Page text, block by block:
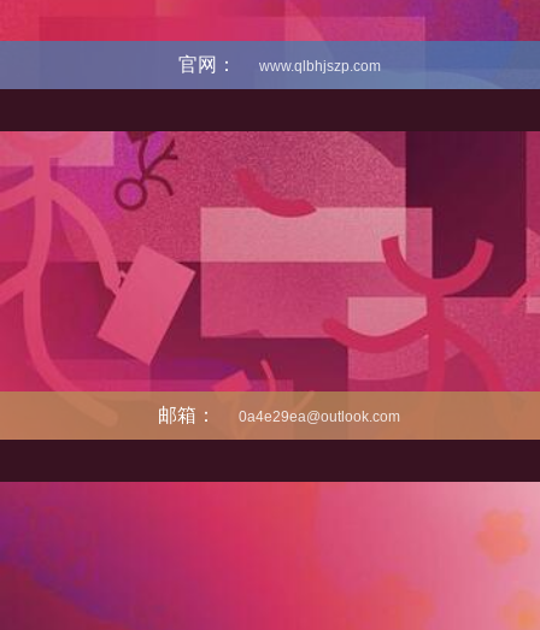
官网： www.qlbhjszp.com
邮箱： 0a4e29ea@outlook.com